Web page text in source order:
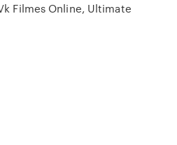
Filmes Online, Ultimate